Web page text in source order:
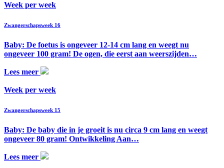
Week per week
Zwangerschapsweek 16
Baby: De foetus is ongeveer 12-14 cm lang en weegt nu
ongeveer 100 gram! De ogen, die eerst aan weerszijden…
Lees meer
Week per week
Zwangerschapsweek 15
Baby: De baby die in je groeit is nu circa 9 cm lang en weegt
ongeveer 80 gram! Ontwikkeling Aan…
Lees meer